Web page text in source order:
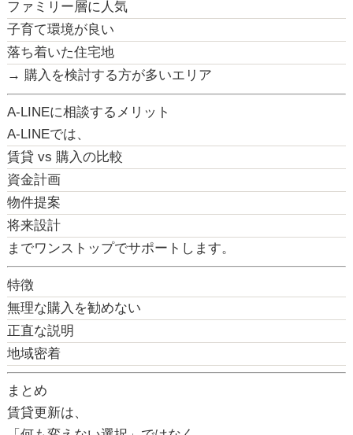
ファミリー層に人気
子育て環境が良い
落ち着いた住宅地
→ 購入を検討する方が多いエリア
A-LINEに相談するメリット
A-LINEでは、
賃貸 vs 購入の比較
資金計画
物件提案
将来設計
までワンストップでサポートします。
特徴
無理な購入を勧めない
正直な説明
地域密着
まとめ
賃貸更新は、